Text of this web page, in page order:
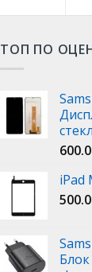
ТОП ПО
iPad